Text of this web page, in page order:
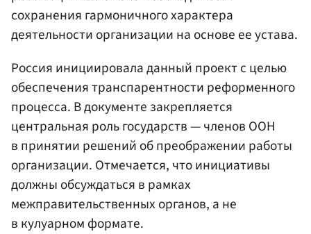
сохранения гармоничного характера
деятельности организации на основе ее устава.
Россия инициировала данный проект с целью
обеспечения транспарентности реформенного
процесса. В документе закрепляется
центральная роль государств — членов ООН
в принятии решений об преображении работы
организации. Отмечается, что инициативы
должны обсуждаться в рамках
межправительственных органов, а не
в кулуарном формате.